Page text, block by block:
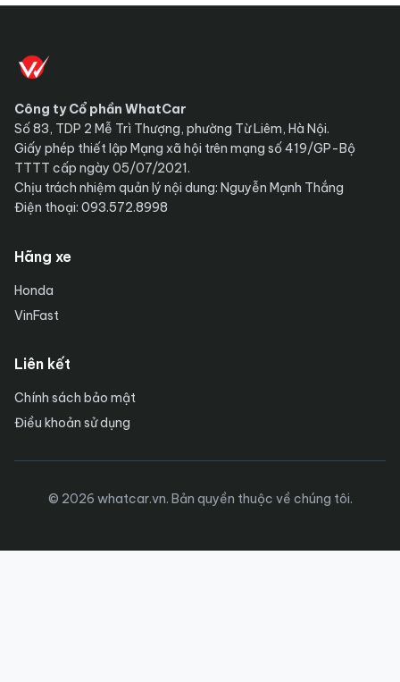
Công ty Cổ phần WhatCar
Số 83, TDP 2 Mễ Trì Thượng, phường Từ Liêm, Hà Nội.
Giấy phép thiết lập Mạng xã hội trên mạng số 419/GP-Bộ
TTTT cấp ngày 05/07/2021.
Chịu trách nhiệm quản lý nội dung: Nguyễn Mạnh Thắng
Điện thoại: 093.572.8998
Hãng xe
Honda
VinFast
Liên kết
Chính sách bảo mật
Điều khoản sử dụng
© 2026 whatcar.vn. Bản quyền thuộc về chúng tôi.